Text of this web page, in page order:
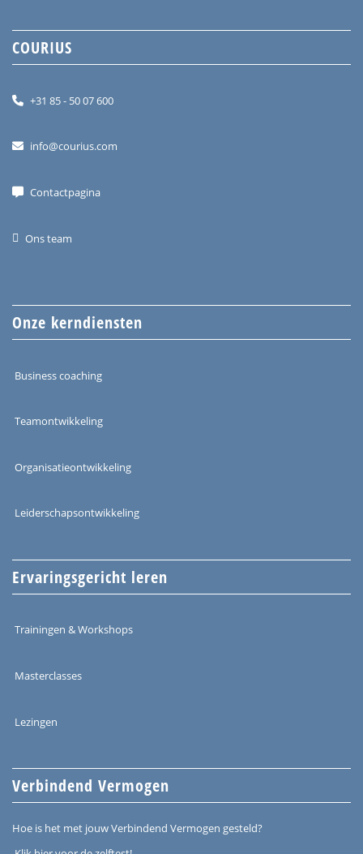
COURIUS
+31 85 - 50 07 600
info@courius.com
Contactpagina
Ons team
Onze kerndiensten
Business coaching
Teamontwikkeling
Organisatieontwikkeling
Leiderschapsontwikkeling
Ervaringsgericht leren
Trainingen & Workshops
Masterclasses
Lezingen
Verbindend Vermogen
Hoe is het met jouw Verbindend Vermogen gesteld?